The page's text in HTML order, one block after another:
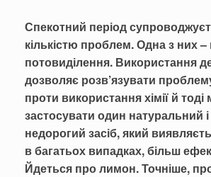
Спекотний період
кількістю проблем. Одна з них
потовиділення. Використання
дозволяє розв’язувати
проти використання хімії й
застосувати один натуральний
недорогий засіб, який
в багатьох випадках, більш
Йдеться про лимон. Точніше,